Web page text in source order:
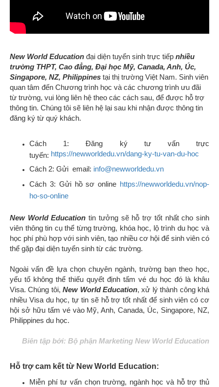
New World Education đại diện tuyển sinh trực tiếp nhiều
trường THPT, Cao đẳng, Đại học Mỹ, Canada, Anh, Úc,
Singapore, NZ, Philippines tại thị trường Việt Nam. Sinh viên
quan tâm đến Chương trình học và các chương trình ưu đãi
từ trường, vui lòng liên hệ theo các cách sau, để được hỗ trợ
thông tin. Chúng tôi sẽ liên hệ lại sau khi nhận được thông tin
đăng ký từ quý khách.
Cách 1: Đăng ký tư vấn trực
tuyến: https://newworldedu.vn/dang-ky-tu-van-du-hoc
Cách 2: Gửi email: info@newworldedu.vn
Cách 3: Gửi hồ sơ online https://newworldedu.vn/nop-
ho-so-online
New World Education tin tưởng sẽ hỗ trợ tốt nhất cho sinh
viên thông tin cụ thể từng trường, khóa học, lộ trình du học và
học phí phù hợp với sinh viên, tạo nhiều cơ hội để sinh viên có
thể gặp đại diện tuyển sinh từ các trường.
Ngoài vấn đề lựa chọn chuyên ngành, trường bạn theo học,
yếu tố không thể thiếu quyết định tấm vé du học đó là khâu
Visa. Chúng tôi,New World Education, xử lý thành công khá
nhiều Visa du học, tự tin sẽ hỗ trợ tốt nhất để sinh viên có cơ
hội sở hữu tấm vé vào Mỹ, Anh, Canada, Úc, Singapore, NZ,
Philippines du học.
Biên tập bởi: Bộ phận Marketing New World Education
Hỗ trợ cam kết từ New World Education:
Miễn phí tư vấn chọn trường, ngành học và hỗ trợ thủ